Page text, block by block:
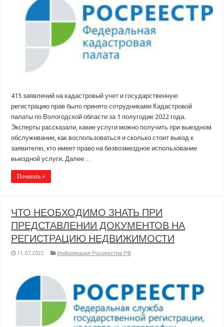
415 заявлений на кадастровый учет и государственную
регистрацию прав было принято сотрудниками Кадастровой
палаты по Вологодской области за 1 полугодие 2022 года.
Эксперты рассказали, какие услуги можно получить при выездном
обслуживании, как воспользоваться и сколько стоит выезд к
заявителю, кто имеет право на безвозмездное использование
выездной услуги. Далее…
Почитать »
ЧТО НЕОБХОДИМО ЗНАТЬ ПРИ
ПРЕДСТАВЛЕНИИ ДОКУМЕНТОВ НА
РЕГИСТРАЦИЮ НЕДВИЖИМОСТИ
11.07.2022 Информация Росреестра РФ